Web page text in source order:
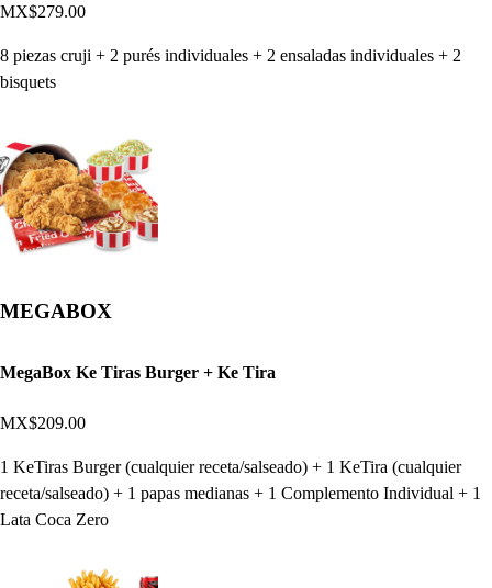
MX$279.00
8 piezas cruji + 2 purés individuales + 2 ensaladas individuales + 2
bisquets
MEGABOX
MegaBox Ke Tiras Burger + Ke Tira
MX$209.00
1 KeTiras Burger (cualquier receta/salseado) + 1 KeTira (cualquier
receta/salseado) + 1 papas medianas + 1 Complemento Individual + 1
Lata Coca Zero